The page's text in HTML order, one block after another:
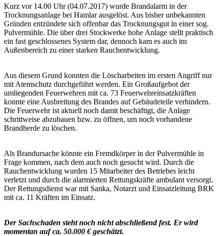
Kurz vor 14.00 Uhr (04.07.2017) wurde Brandalarm in der
Trocknungsanlage bei Hamlar ausgelöst. Aus bisher unbekannten
Gründen entzündete sich offenbar das Trocknungsgut in einer sog.
Pulvermühle. Die über drei Stockwerke hohe Anlage stellt praktisch
ein fast geschlossenes System dar, dennoch kam es auch im
Außenbereich zu einer starken Rauchentwicklung.
Aus diesem Grund konnten die Löscharbeiten im ersten Angriff nur
mit Atemschutz durchgeführt werden. Ein Großaufgebot der
umliegenden Feuerwehren mit ca. 73 Feuerwehreinsatzkräften
konnte eine Ausbreitung des Brandes auf Gebäudeteile verhindern.
Die Feuerwehr ist aktuell noch damit beschäftigt, die Anlage
schrittweise abzubauen bzw. zu öffnen, um noch vorhandene
Brandherde zu löschen.
Als Brandursache könnte ein Fremdkörper in der Pulvermühle in
Frage kommen, nach dem auch noch gesucht wird. Durch die
Rauchentwicklung wurden 15 Mitarbeiter des Betriebes leicht
verletzt und durch die alarmierten Rettungskräfte ambulant versorgt.
Der Rettungsdienst war mit Sanka, Notarzt und Einsatzleitung BRK
mit ca. 11 Kräften im Einsatz.
Der Sachschaden steht noch nicht abschließend fest. Er wird
momentan auf ca. 50.000 € geschätzt.